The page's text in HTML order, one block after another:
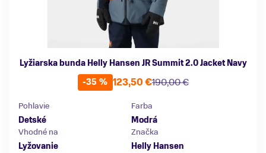
Lyžiarska bunda Helly Hansen JR Summit 2.0 Jacket Navy
-35 %
190,00 €
123,50 €
Pohlavie
Detské
Farba
Modrá
Vhodné na
Lyžovanie
Značka
Helly Hansen